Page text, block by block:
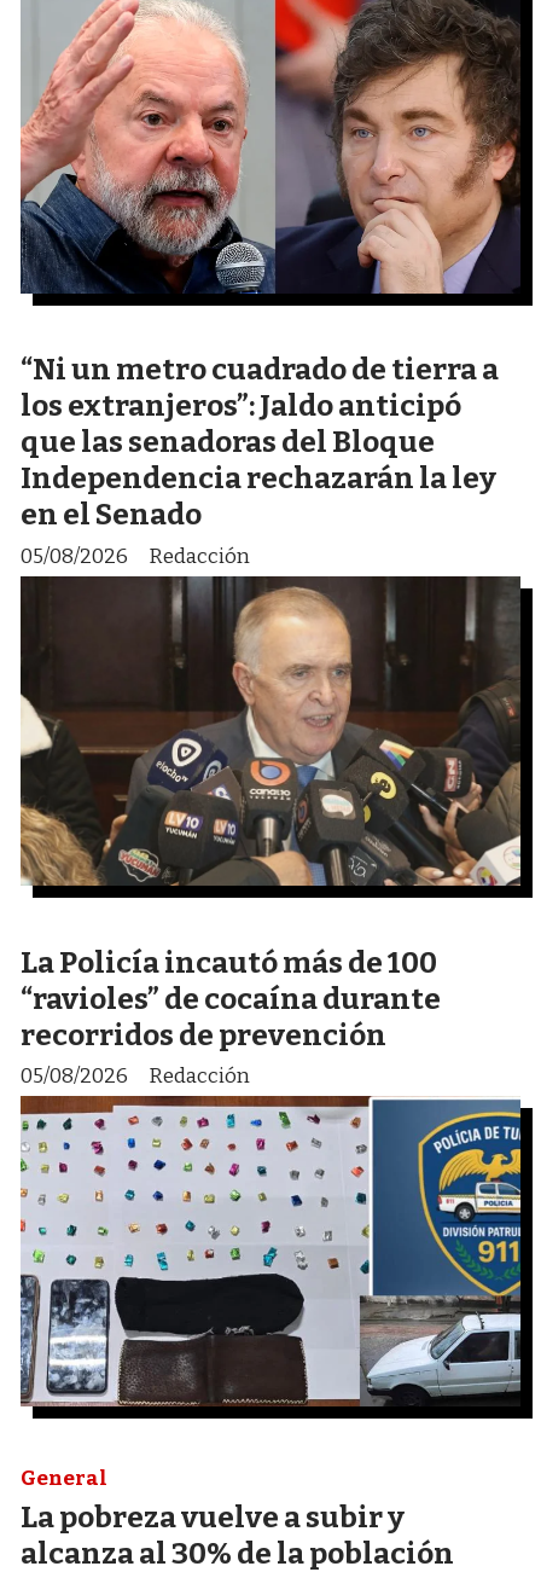
“Ni un metro cuadrado de tierra a
los extranjeros”: Jaldo anticipó
que las senadoras del Bloque
Independencia rechazarán la ley
en el Senado
Redacción
05/08/2026
La Policía incautó más de 100
“ravioles” de cocaína durante
recorridos de prevención
Redacción
05/08/2026
La pobreza vuelve a subir y
alcanza al 30% de la población
General